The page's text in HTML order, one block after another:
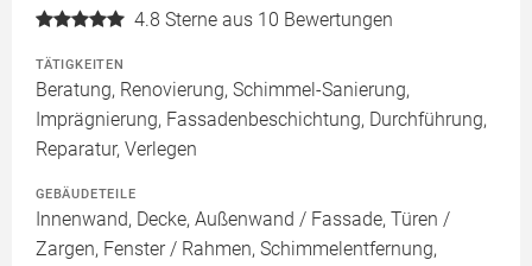
4.8 Sterne aus 10 Bewertungen
TÄTIGKEITEN
Beratung, Renovierung, Schimmel-Sanierung,
Imprägnierung, Fassadenbeschichtung, Durchführung,
Reparatur, Verlegen
GEBÄUDETEILE
Innenwand, Decke, Außenwand / Fassade, Türen /
Zargen, Fenster / Rahmen, Schimmelentfernung,